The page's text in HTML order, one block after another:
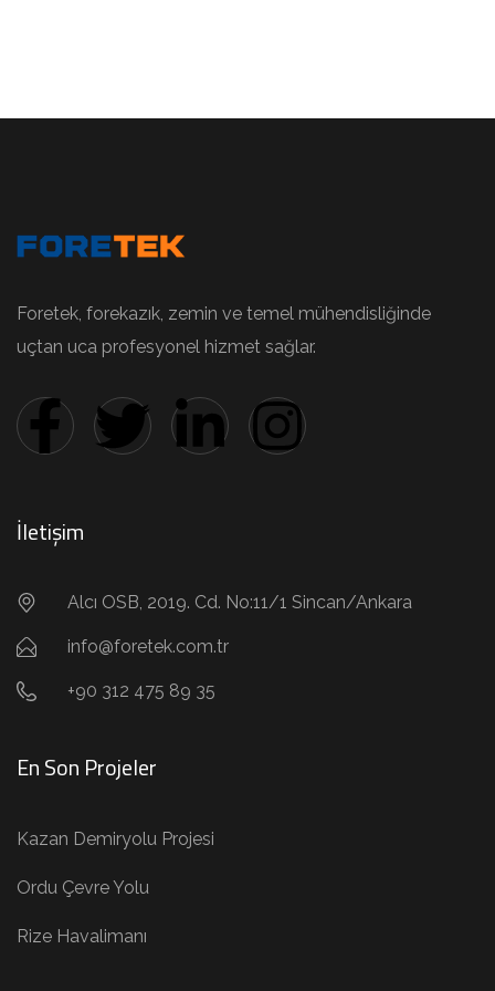
Foretek, forekazık, zemin ve temel mühendisliğinde
uçtan uca profesyonel hizmet sağlar.
İletişim
Alcı OSB, 2019. Cd. No:11/1 Sincan/Ankara
info@foretek.com.tr
+90 312 475 89 35
En Son Projeler
Kazan Demiryolu Projesi
Ordu Çevre Yolu
Rize Havalimanı